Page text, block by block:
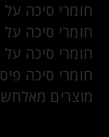
חומרי סיכה
חומרי סיכה על
חומרי סיכה
חומרי סיכה
מוצרים